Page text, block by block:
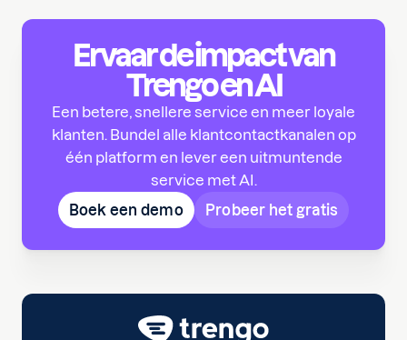
Ervaar de impact van
Trengo en AI
Een betere, snellere service en meer loyale
klanten. Bundel alle klantcontactkanalen op
één platform en lever een uitmuntende
service met AI.
Boek een demo
Probeer het gratis